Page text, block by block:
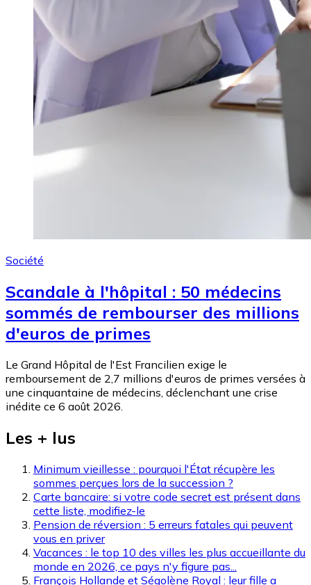
Société
Scandale à l'hôpital : 50 médecins
sommés de rembourser des millions
d'euros de primes
Le Grand Hôpital de l'Est Francilien exige le
remboursement de 2,7 millions d'euros de primes versées à
une cinquantaine de médecins, déclenchant une crise
inédite ce 6 août 2026.
Les + lus
Minimum vieillesse : pourquoi l'État récupère les
sommes perçues lors de la succession ?
Carte bancaire: si votre code secret est présent dans
cette liste, modifiez-le
Pension de réversion : 5 erreurs fatales qui peuvent
vous en priver
Vacances : le top 10 des villes les plus accueillante du
monde en 2026, ce pays n'y figure pas...
François Hollande et Ségolène Royal : leur fille a